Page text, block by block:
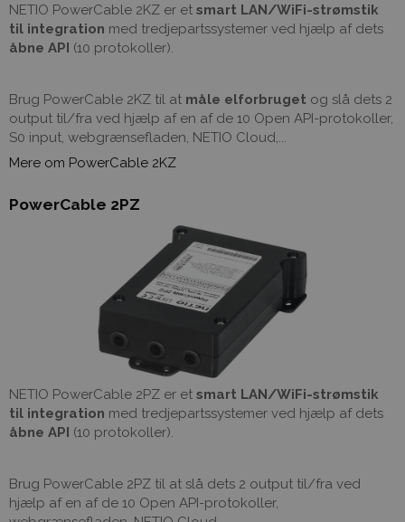
NETIO PowerCable 2KZ er et smart LAN/WiFi-strømstik
til integration med tredjepartssystemer ved hjælp af dets
åbne API (10 protokoller).
Brug PowerCable 2KZ til at måle elforbruget og slå dets 2
output til/fra ved hjælp af en af ​​de 10 Open API-protokoller,
S0 input, webgrænsefladen, NETIO Cloud,...
Mere om PowerCable 2KZ
PowerCable 2PZ
NETIO PowerCable 2PZ er et smart LAN/WiFi-strømstik
til integration med tredjepartssystemer ved hjælp af dets
åbne API (10 protokoller).
Brug PowerCable 2PZ til at slå dets 2 output til/fra ved
hjælp af en af ​​de 10 Open API-protokoller,